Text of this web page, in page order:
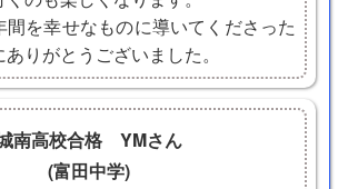
間を幸せなものに導いてくださった
りがとうございました。
南高校合格 YMさん
(富田中学)